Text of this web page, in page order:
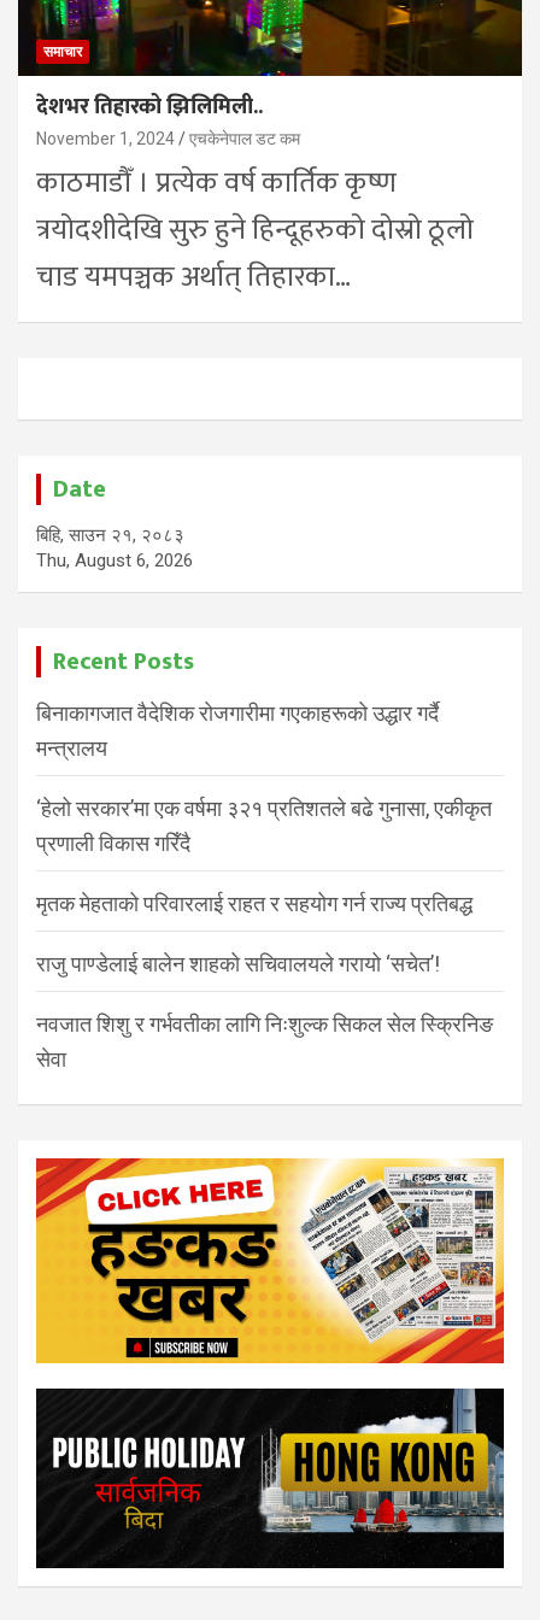
समाचार
देशभर तिहारको झिलिमिली..
November 1, 2024 एचकेनेपाल डट कम
काठमाडौँ । प्रत्येक वर्ष कार्तिक कृष्ण
त्रयोदशीदेखि सुरु हुने हिन्दूहरुको दोस्रो ठूलो
चाड यमपञ्चक अर्थात् तिहारका…
Date
बिहि, साउन २१, २०८३
Thu, August 6, 2026
Recent Posts
बिनाकागजात वैदेशिक रोजगारीमा गएकाहरूको उद्धार गर्दै
मन्त्रालय
‘हेलो सरकार’मा एक वर्षमा ३२१ प्रतिशतले बढे गुनासा, एकीकृत
प्रणाली विकास गरिँदै
मृतक मेहताको परिवारलाई राहत र सहयोग गर्न राज्य प्रतिबद्ध
राजु पाण्डेलाई बालेन शाहको सचिवालयले गरायो ‘सचेत’!
नवजात शिशु र गर्भवतीका लागि निःशुल्क सिकल सेल स्क्रिनिङ
सेवा